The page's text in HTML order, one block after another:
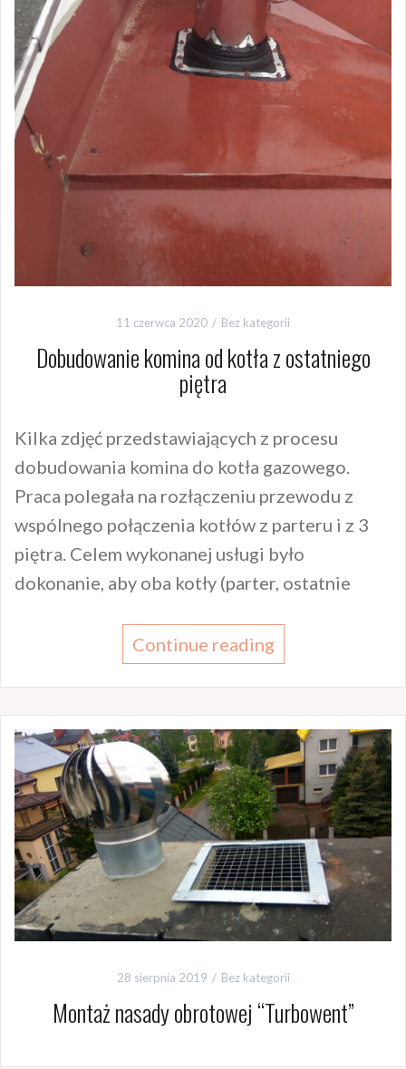
11 czerwca 2020 Bez kategorii
Dobudowanie komina od kotła z ostatniego
piętra
Kilka zdjęć przedstawiających z procesu
dobudowania komina do kotła gazowego.
Praca polegała na rozłączeniu przewodu z
wspólnego połączenia kotłów z parteru i z 3
piętra. Celem wykonanej usługi było
dokonanie, aby oba kotły (parter, ostatnie
Continue reading
28 sierpnia 2019 Bez kategorii
Montaż nasady obrotowej “Turbowent”